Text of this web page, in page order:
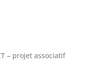
– projet associatif